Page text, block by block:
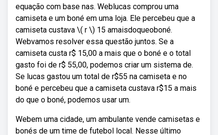
equação com base nas. Weblucas comprou uma
camiseta e um boné em uma loja. Ele percebeu que a
camiseta custava \( r \) 15 amaisdoqueoboné.
Webvamos resolver essa questão juntos. Se a
camiseta custa r$ 15,00 a mais que o boné e o total
gasto foi de r$ 55,00, podemos criar um sistema de.
Se lucas gastou um total de r$55 na camiseta e no
boné e percebeu que a camiseta custava r$15 a mais
do que o boné, podemos usar um.
Webem uma cidade, um ambulante vende camisetas e
bonés de um time de futebol local. Nesse último